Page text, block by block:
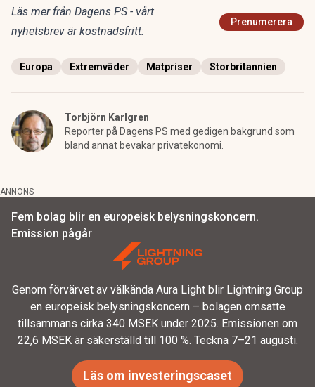
Läs mer från Dagens PS - vårt
nyhetsbrev är kostnadsfritt:
Prenumerera
Europa Extremväder Matpriser Storbritannien
Torbjörn Karlgren
Reporter på Dagens PS med gedigen bakgrund som
bland annat bevakar privatekonomi.
ANNONS
Fem bolag blir en europeisk belysningskoncern.
Emission pågår
Genom förvärvet av välkända Aura Light blir Lightning Group
en europeisk belysningskoncern – bolagen omsatte
tillsammans cirka 340 MSEK under 2025. Emissionen om
22,6 MSEK är säkerställd till 100 %. Teckna 7–21 augusti.
Läs om investeringscaset